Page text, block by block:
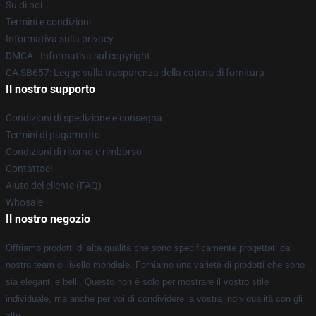
Su di noi
Termini e condizioni
Informativa sulla privacy
DMCA - Informativa sul copyright
CA SB657: Legge sulla trasparenza della catena di fornitura
Il nostro supporto
Condizioni di spedizione e consegna
Termini di pagamento
Condizioni di ritorno e rimborso
Contattaci
Aiuto del cliente (FAQ)
Whosale
Il nostro negozio
Offriamo prodotti di alta qualità che sono specificamente progettati dal
nostro team di livello mondiale. Forniamo una varietà di prodotti che sono
sia eleganti e belli. Questo non è solo per mostrare il vostro stile
individuale, ma anche per voi di condividere la vostra individualità con gli